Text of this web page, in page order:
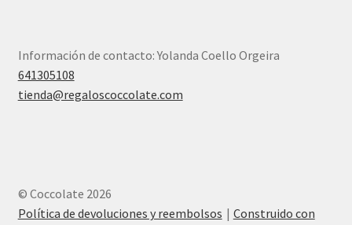
Información de contacto: Yolanda Coello Orgeira
641305108
tienda@regaloscoccolate.com
© Coccolate 2026
Política de devoluciones y reembolsos
Construido con